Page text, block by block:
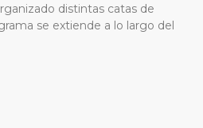
distintas catas de
se extiende a lo largo del